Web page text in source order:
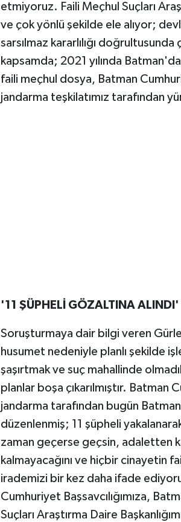
etmiyoruz. Faili Meçhul Suçları
ve çok yönlü şekilde ele alıyor;
sarsılmaz kararlılığı
kapsamda; 2021 yılında
faili meçhul dosya, Batman
jandarma teşkilatımız tarafından
'11 ŞÜPHELİ GÖZALTINA ALINDI'
Soruşturmaya dair bilgi veren
husumet nedeniyle planlı şekilde
şaşırtmak ve suç mahallinde
planlar boşa çıkarılmıştır. Batman
jandarma tarafından bugün
düzenlenmiş; 11 şüpheli
zaman geçerse geçsin, adaletten
kalmayacağını ve hiçbir cinayetin
irademizi bir kez daha ifade
Cumhuriyet Başsavcılığımıza,
Suçları Araştırma Daire